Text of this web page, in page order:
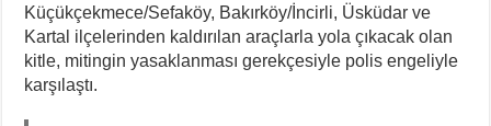
Küçükçekmece/Sefaköy, Bakırköy/İncirli, Üsküdar ve
Kartal ilçelerinden kaldırılan araçlarla yola çıkacak olan
kitle, mitingin yasaklanması gerekçesiyle polis engeliyle
karşılaştı.